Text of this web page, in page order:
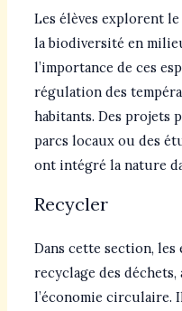
Les élèves explorent
la biodiversité en
l’importance de ces
régulation des
habitants. Des projets
parcs locaux ou des
ont intégré la nature
Recycler
Dans cette section,
recyclage des
l’économie circulaire.